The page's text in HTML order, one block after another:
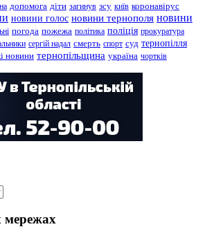
допомога діти загинув зсу київ коронавірус
новини голос новини тернополя новини
погода пожежа політика поліція прокуратура
сергій надал смерть спорт суд тернопілля
новини тернопільщина україна чортків
мережах